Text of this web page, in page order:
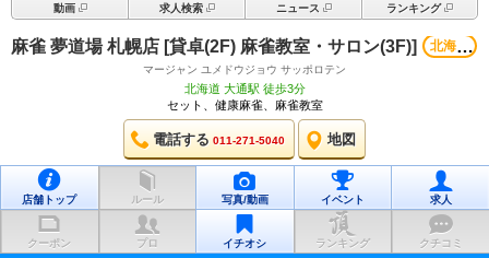
動画 求人検索 ニュース ランキング
麻雀 夢道場 札幌店 [貸卓(2F) 麻雀教室・サロン(3F)] 北海道
マージャン ユメドウジョウ サッポロテン
北海道 大通駅 徒歩3分
セット、健康麻雀、麻雀教室
電話する 011-271-5040 地図
店舗トップ ルール 写真/動画 イベント 求人
クーポン プロ イチオシ ランキング クチコミ